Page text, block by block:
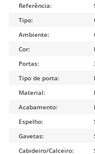
Referência:
Tipo:
Ambiente:
Cor:
Portas:
Tipo de porta:
Material:
Acabamento:
Espelho:
Gavetas:
Cabideiro/Calceiro: